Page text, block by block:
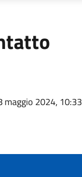
maggio 2024, 10:33